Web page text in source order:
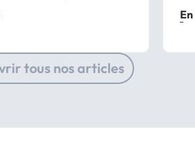
poste de travail, il est
l’espace de
tous nos articles